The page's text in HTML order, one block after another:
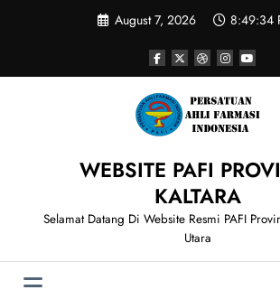
August 7, 2026 8:49:34
WEBSITE PAFI
KALTARA
Selamat Datang Di Website Resmi PAFI
Utara